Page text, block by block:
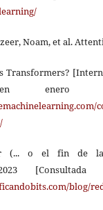
Noam, et al.
Transformers?
en enero
(... o el fin de
2023
blog/